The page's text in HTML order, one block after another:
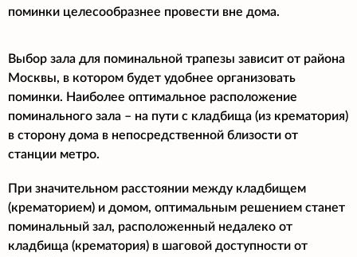
поминки целесообразнее провести вне дома.
Выбор зала для поминальной трапезы зависит от района
Москвы, в котором будет удобнее организовать
поминки. Наиболее оптимальное расположение
поминального зала – на пути с кладбища (из крематория)
в сторону дома в непосредственной близости от
станции метро.
При значительном расстоянии между кладбищем
(крематорием) и домом, оптимальным решением станет
поминальный зал, расположенный недалеко от
кладбища (крематория) в шаговой доступности от